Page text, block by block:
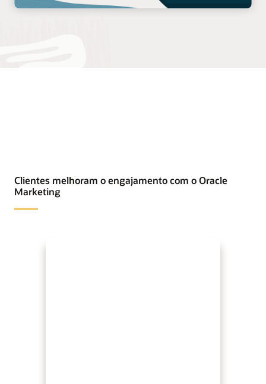
Clientes melhoram o engajamento com o Oracle
Marketing